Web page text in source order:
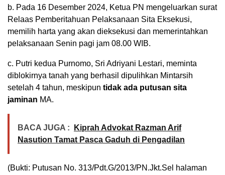
b. Pada 16 Desember 2024, Ketua PN mengeluarkan surat
Relaas Pemberitahuan Pelaksanaan Sita Eksekusi,
memilih harta yang akan dieksekusi dan memerintahkan
pelaksanaan Senin pagi jam 08.00 WIB.
c. Putri kedua Purnomo, Sri Adriyani Lestari, meminta
diblokirnya tanah yang berhasil dipulihkan Mintarsih
setelah 4 tahun, meskipun tidak ada putusan sita
jaminan MA.
BACA JUGA :
Kiprah Advokat Razman Arif
Nasution Tamat Pasca Gaduh di Pengadilan
(Bukti: Putusan No. 313/Pdt.G/2013/PN.Jkt.Sel halaman